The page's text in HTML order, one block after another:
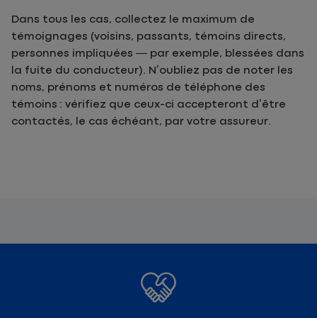
Dans tous les cas, collectez le maximum de
témoignages (voisins, passants, témoins directs,
personnes impliquées — par exemple, blessées dans
la fuite du conducteur). N’oubliez pas de noter les
noms, prénoms et numéros de téléphone des
témoins : vérifiez que ceux-ci accepteront d’être
contactés, le cas échéant, par votre assureur.